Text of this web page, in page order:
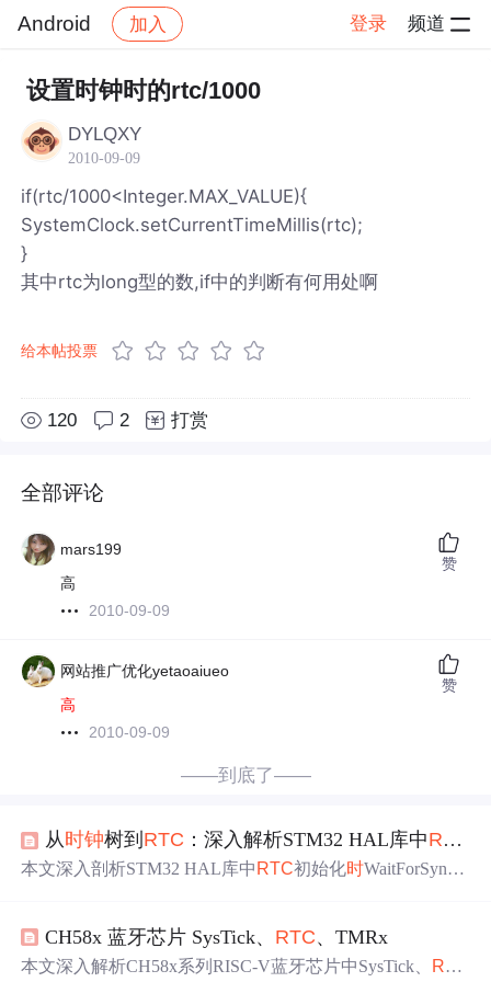
Android 加入 登录 频道
社区 Android 帖子详情
设置时钟时的rtc/1000
DYLQXY
2010-09-09
if(rtc/1000<Integer.MAX_VALUE){
SystemClock.setCurrentTimeMillis(rtc);
}
其中rtc为long型的数,if中的判断有何用处啊
给本帖投票
120 2 打赏
全部评论
mars199
高
2010-09-09
赞
网站推广优化yetaoaiueo
高
2010-09-09
赞
——到底了——
从时钟树到 RTC ：深入解析STM32 HAL库中RTC
本文深入剖析STM32 HAL库中 RTC初始化时WaitForSynchr
素，以及PWR/RTC时 钟使能顺序错误、超时阈值不足等软
件陷阱；提出包含时钟稳定等待、寄存器状态诊断（
RTC
CH58x 蓝牙芯片 SysTick、 RTC、TMRx
本文深入解析CH58x系列RISC-V蓝牙芯片中SysTick、
RTC